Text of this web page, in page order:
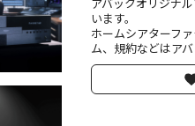
います。
ホームシアターフ
ム、規約などはアバ